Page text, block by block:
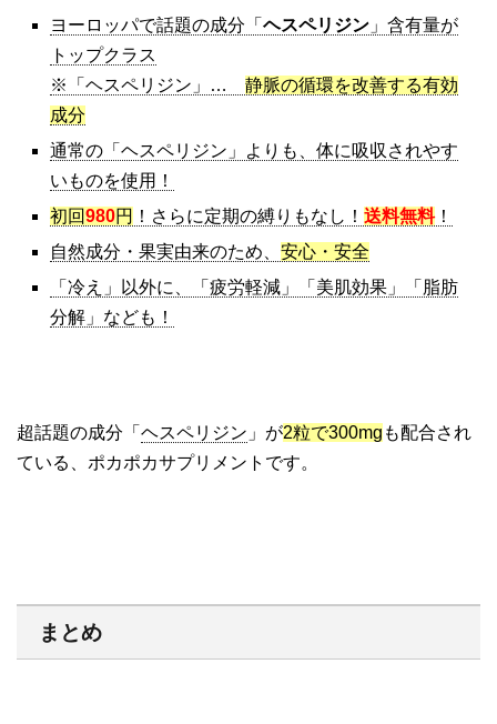
ヨーロッパで話題の成分「 ヘスペリジン 」含有量が
トップクラス
※「ヘスペリジン」… 静脈の循環を改善する有効
成分
通常の「ヘスペリジン」よりも、体に吸収されやす
いものを使用！
初回980円 ！さらに定期の縛りもなし！ 送料無料！
自然成分・果実由来のため、 安心・安全
「冷え」以外に、「疲労軽減」「美肌効果」「脂肪
分解」なども！
超話題の成分「 ヘスペリジン 」が2粒で300mg も配合され
ている、ポカポカサプリメントです。
まとめ